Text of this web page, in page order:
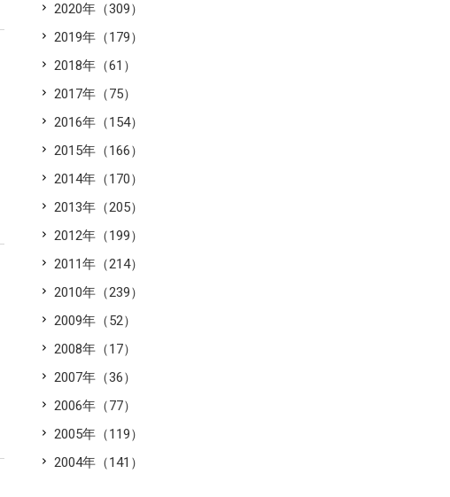
2020年（309）
2019年（179）
2018年（61）
2017年（75）
2016年（154）
2015年（166）
2014年（170）
2013年（205）
2012年（199）
2011年（214）
2010年（239）
2009年（52）
2008年（17）
2007年（36）
2006年（77）
2005年（119）
2004年（141）